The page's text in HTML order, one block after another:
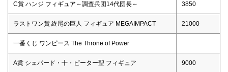
C賞 ハンジ フィギュア～調査兵団14代団長～ 3850
ラストワン賞 終尾の巨人 フィギュア MEGAIMPACT 21000
一番くじ ワンピース The Throne of Power
A賞 シェパード・十・ピーター聖 フィギュア 9000